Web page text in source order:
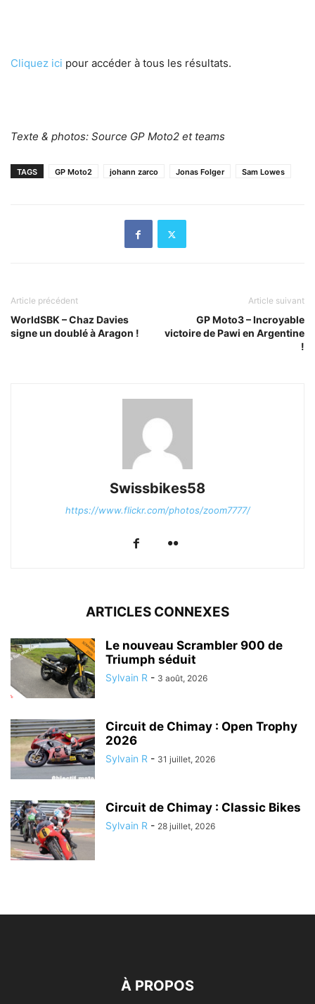
Cliquez ici pour accéder à tous les résultats.
Texte & photos: Source GP Moto2 et teams
TAGS GP Moto2 johann zarco Jonas Folger Sam Lowes
Article précédent
WorldSBK – Chaz Davies
signe un doublé à Aragon !
Article suivant
GP Moto3 – Incroyable
victoire de Pawi en Argentine
!
Swissbikes58
https://www.flickr.com/photos/zoom7777/
ARTICLES CONNEXES
Le nouveau Scrambler 900 de
Triumph séduit
Sylvain R - 3 août, 2026
Circuit de Chimay : Open Trophy
2026
Sylvain R - 31 juillet, 2026
Circuit de Chimay : Classic Bikes
Sylvain R - 28 juillet, 2026
À PROPOS